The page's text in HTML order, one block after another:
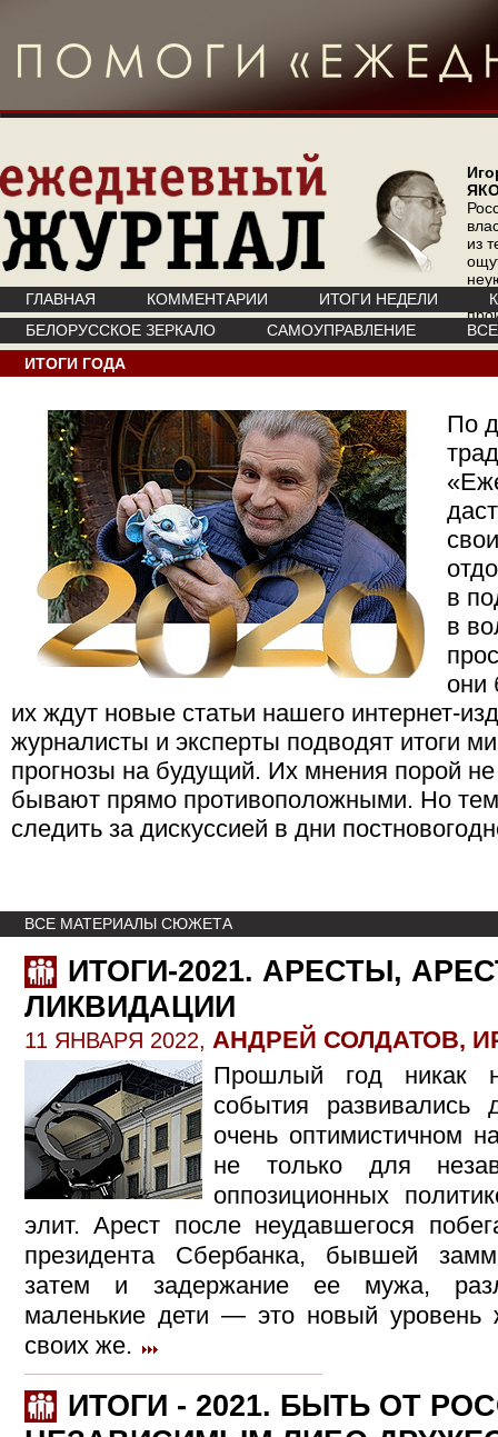
из
ГЛАВНАЯ КОММЕНТАРИИ ИТОГИ НЕДЕЛИ
БЕЛОРУССКОЕ ЗЕРКАЛО
САМОУПРАВЛЕНИЕ
ИТОГИ ГОДА
По
в
в
они
их ждут новые статьи нашего интернет-
журналисты и эксперты подводят итоги
прогнозы на будущий. Их мнения порой
бывают прямо противоположными. Но тем
следить за дискуссией в дни
ВСЕ МАТЕРИАЛЫ СЮЖЕТА
ИТОГИ-2021. АРЕСТЫ,
ЛИКВИДАЦИИ
11 ЯНВАРЯ 2022, АНДРЕЙ СОЛДАТОВ,
Прошлый год никак
события
очень оптимистичном
не только для
оппозиционных
элит. Арест после неудавшегося
президента Сбербанка, бывшей
затем и задержание ее мужа,
маленькие дети — это новый уровень
своих же.
ИТОГИ - 2021. БЫТЬ ОТ